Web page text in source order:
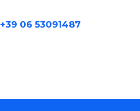
+39 06 53091487